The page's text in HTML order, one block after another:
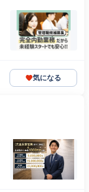
気になる